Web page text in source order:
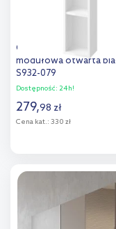
Cersanit Larga szafka
modułowa otwarta
S932-079
Dostępność: 24h!
279,98 zł
Cena kat.: 330 zł
porównania